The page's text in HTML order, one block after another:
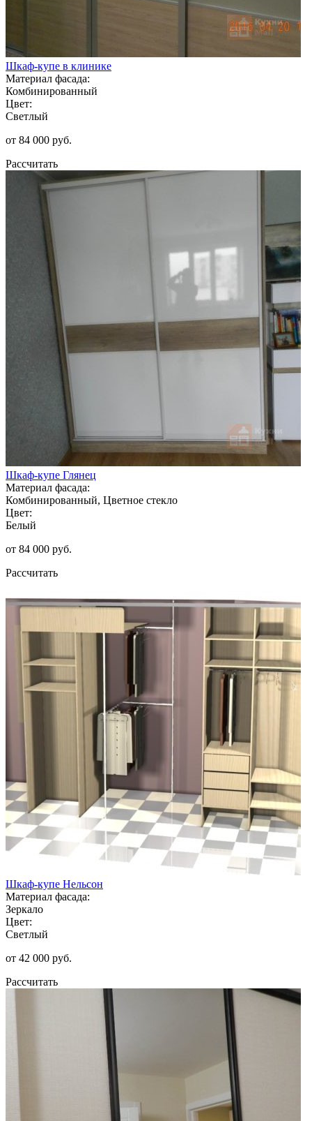
Шкаф-купе в клинике
Материал фасада:
Комбинированный
Цвет:
Светлый
от 84 000 руб.
Рассчитать
Шкаф-купе Глянец
Материал фасада:
Комбинированный, Цветное стекло
Цвет:
Белый
от 84 000 руб.
Рассчитать
Шкаф-купе Нельсон
Материал фасада:
Зеркало
Цвет:
Светлый
от 42 000 руб.
Рассчитать